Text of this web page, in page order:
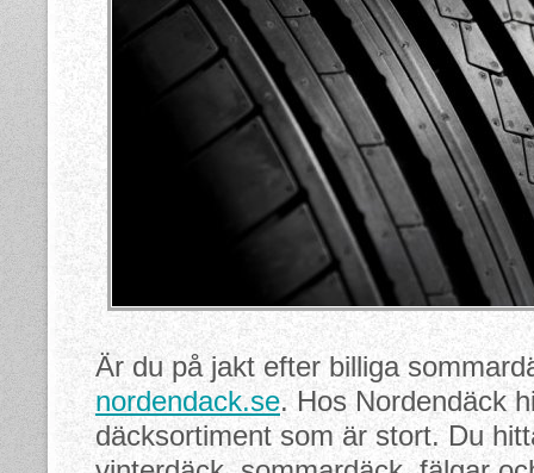
Är du på jakt efter billiga
nordendack.se. Hos Nordendäck
däcksortiment som är stort. Du